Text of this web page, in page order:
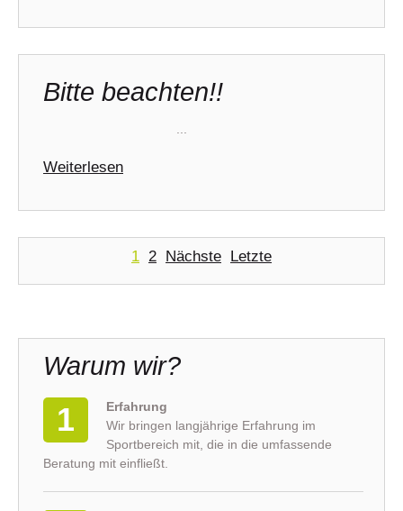
Bitte beachten!!
Weiterlesen
1 2 Nächste Letzte
Warum wir?
1
Erfahrung
Wir bringen langjährige Erfahrung im
Sportbereich mit, die in die umfassende
Beratung mit einfließt.